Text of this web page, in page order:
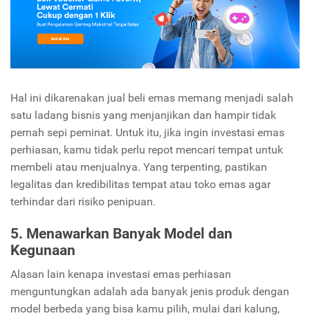
Hal ini dikarenakan jual beli emas memang menjadi salah
satu ladang bisnis yang menjanjikan dan hampir tidak
pernah sepi peminat. Untuk itu, jika ingin investasi emas
perhiasan, kamu tidak perlu repot mencari tempat untuk
membeli atau menjualnya. Yang terpenting, pastikan
legalitas dan kredibilitas tempat atau toko emas agar
terhindar dari risiko penipuan.
5. Menawarkan Banyak Model dan
Kegunaan
Alasan lain kenapa investasi emas perhiasan
menguntungkan adalah ada banyak jenis produk dengan
model berbeda yang bisa kamu pilih, mulai dari kalung,